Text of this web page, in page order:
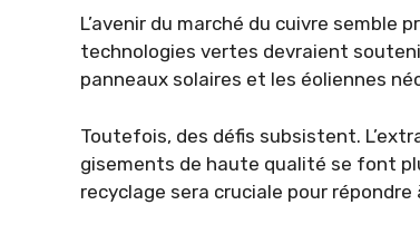
L’avenir du marché du cuivre
technologies vertes devraient
panneaux solaires et les éoliennes
Toutefois, des défis subsistent.
gisements de haute qualité se font
recyclage sera cruciale pour